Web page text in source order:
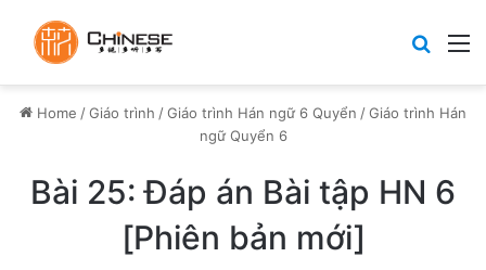
Home /Giáo trình /Giáo trình Hán ngữ 6 Quyển /Giáo trình Hán
ngữ Quyển 6
Bài 25: Đáp án Bài tập HN 6
[Phiên bản mới]